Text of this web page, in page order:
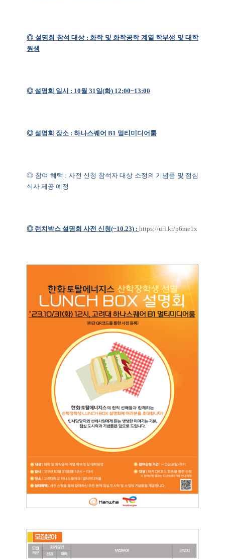
◎ 설명회 참석 대상: 화학 및 화학공학 계열 학부생 및 대학
원생
◎ 설명회 일시 : 10월 31일(화) 12:00~13:00
◎ 설명회 장소 : 하나스퀘어 B1 멀티미디어룸
◎ 참여 혜택 : 사전 신청 참석자 대상 소정의 기념품 및 점심
식사 제공 예정
◎ 런치박스 설명회 사전 신청(~10.23) : https://url.kr/p6me1x